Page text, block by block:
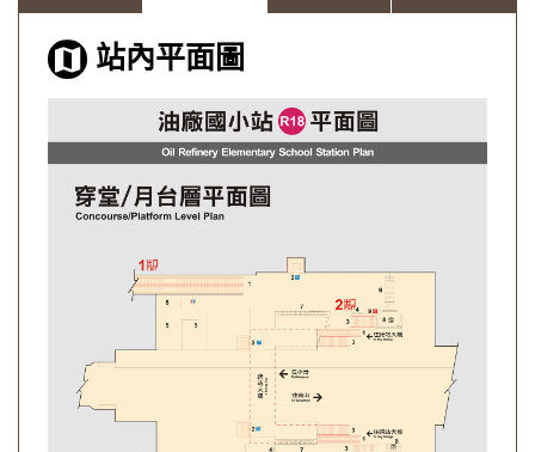
站內平面圖